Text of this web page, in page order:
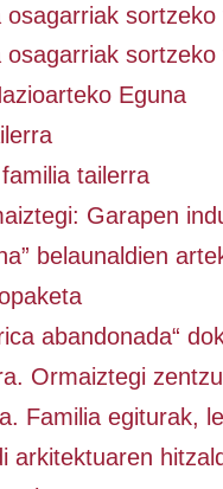
osagarriak sortzeko
osagarriak sortzeko
Eguna
tailerra
Garapen
belaunaldien
abandonada“
Ormaiztegi
Familia egiturak,
arkitektuaren